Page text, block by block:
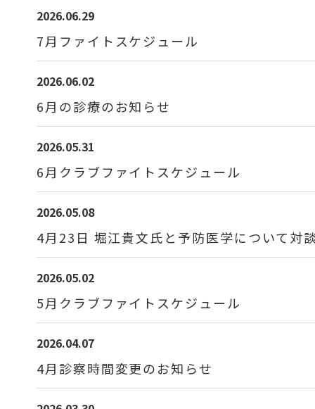
2026.06.29
7月ファイトスケジュール
2026.06.02
6月の診療のお知らせ
2026.05.31
6月クラブファイトスケジュール
2026.05.08
4月23日 堀江貴文氏と予防医学について対
2026.05.02
5月クラブファイトスケジュール
2026.04.07
4月診察時間変更のお知らせ